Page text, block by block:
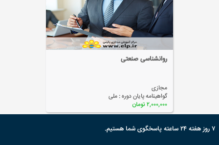
روانشناسی صنعتی
مجازی
گواهینامه پایان دوره : ملی
۲,۰۰۰,۰۰۰ تومان
۷ روز هفته ۲۴ ساعته پاسخگوی شما هستیم.